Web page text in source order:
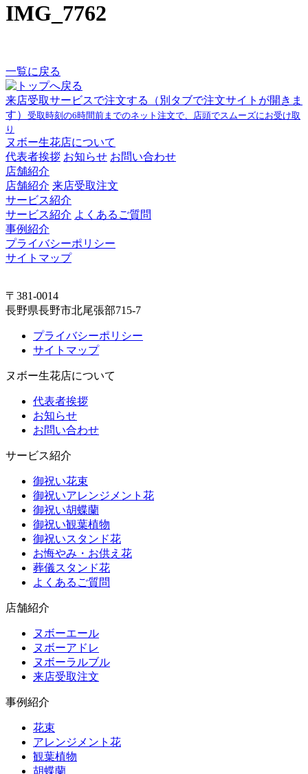
IMG_7762
一覧に戻る
来店受取サービスで注文する
（別タブで注文サイトが開きま
す） 受取時刻の6時間前までのネット注文で、店頭でスムーズにお受け取
り
ヌボー生花店について
代表者挨拶 お知らせ お問い合わせ
店舗紹介
店舗紹介 来店受取注文
サービス紹介
サービス紹介 よくあるご質問
事例紹介
プライバシーポリシー
サイトマップ
〒381-0014
長野県長野市北尾張部715-7
プライバシーポリシー
サイトマップ
ヌボー生花店について
代表者挨拶
お知らせ
お問い合わせ
サービス紹介
御祝い花束
御祝いアレンジメント花
御祝い胡蝶蘭
御祝い観葉植物
御祝いスタンド花
お悔やみ・お供え花
葬儀スタンド花
よくあるご質問
店舗紹介
ヌボーエール
ヌボーアドレ
ヌボーラルブル
来店受取注文
事例紹介
花束
アレンジメント花
観葉植物
胡蝶蘭